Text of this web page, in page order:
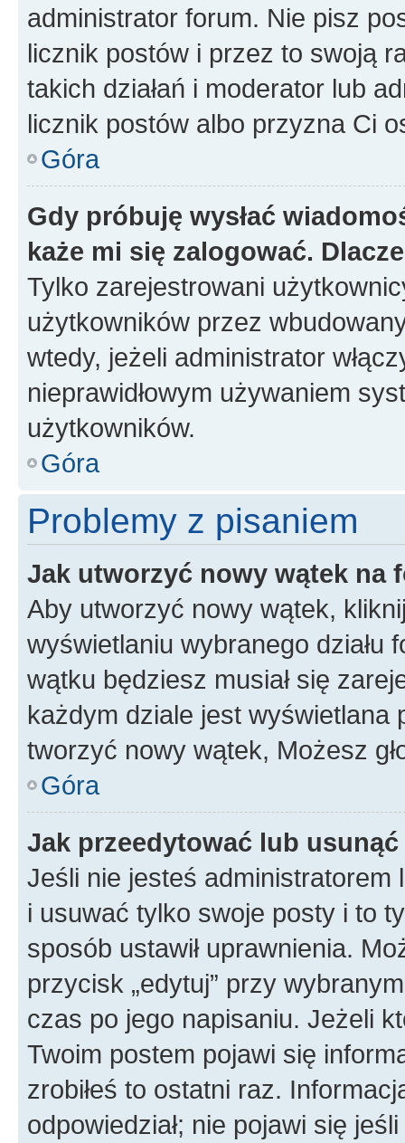
administrator forum. Nie pisz
licznik postów i przez to swoją
takich działań i moderator lub
licznik postów albo przyzna Ci
Góra
Gdy próbuję wysłać
każe mi się zalogować.
Tylko zarejestrowani
użytkowników przez
wtedy, jeżeli administrator
nieprawidłowym używaniem
użytkowników.
Góra
Problemy z pisaniem
Jak utworzyć nowy wątek na
Aby utworzyć nowy wątek,
wyświetlaniu wybranego działu
wątku będziesz musiał się
każdym dziale jest wyświetlana
tworzyć nowy wątek, Możesz
Góra
Jak przeedytować lub
Jeśli nie jesteś
i usuwać tylko swoje posty i to
sposób ustawił uprawnienia.
przycisk „edytuj” przy
czas po jego napisaniu. Jeżeli
Twoim postem pojawi się
zrobiłeś to ostatni raz.
odpowiedział; nie pojawi się